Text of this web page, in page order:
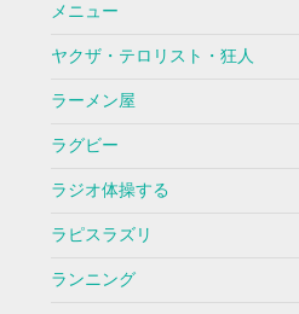
メニュー
ヤクザ・テロリスト・狂人
ラーメン屋
ラグビー
ラジオ体操する
ラピスラズリ
ランニング